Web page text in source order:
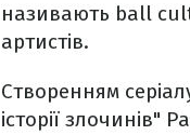
називають ball
артистів.
Створенням
історії злочинів"